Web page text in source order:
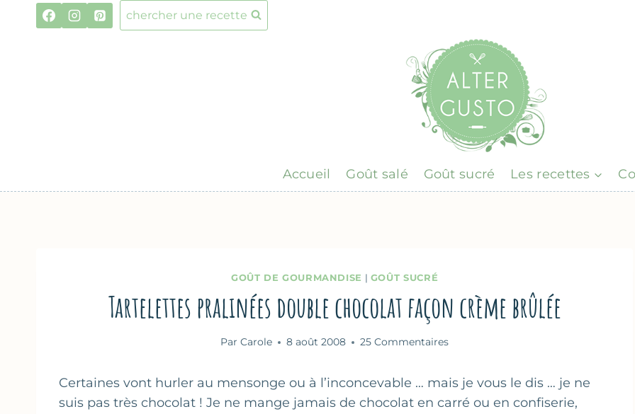
chercher une recette
Accueil Goût salé Goût sucré Les recettes
GOÛT DE GOURMANDISE | GOÛT SUCRÉ
Tartelettes pralinées double chocolat façon crème brûlée
Par Carole 8 août 2008 25 Commentaires
Certaines vont hurler au mensonge ou à l’inconcevable … mais je vous le dis … je ne
suis pas très chocolat ! Je ne mange jamais de chocolat en carré ou en confiserie,